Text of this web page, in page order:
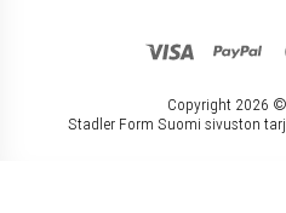
Copyright 2026 ©
Stadler Form Suomi sivuston